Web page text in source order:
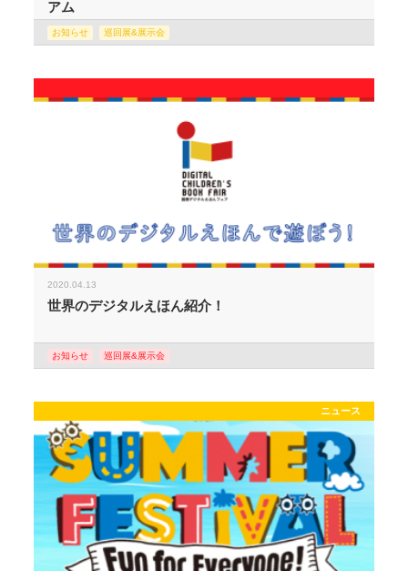
アム
お知らせ 巡回展&展示会
2020.04.13
世界のデジタルえほん紹介！
お知らせ 巡回展&展示会
ニュース